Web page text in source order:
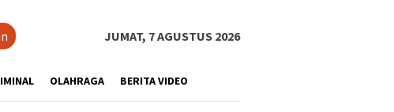
JUMAT, 7 AGUSTUS 2026
OLAHRAGA BERITA VIDEO